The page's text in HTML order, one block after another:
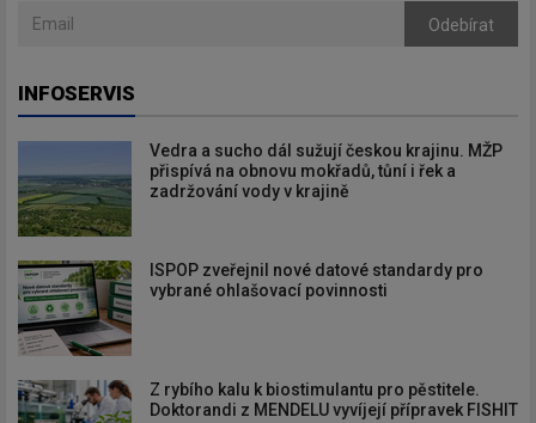
Odebírat
INFOSERVIS
Vedra a sucho dál sužují českou krajinu. MŽP
přispívá na obnovu mokřadů, tůní i řek a
zadržování vody v krajině
ISPOP zveřejnil nové datové standardy pro
vybrané ohlašovací povinnosti
Z rybího kalu k biostimulantu pro pěstitele.
Doktorandi z MENDELU vyvíjejí přípravek FISHIT